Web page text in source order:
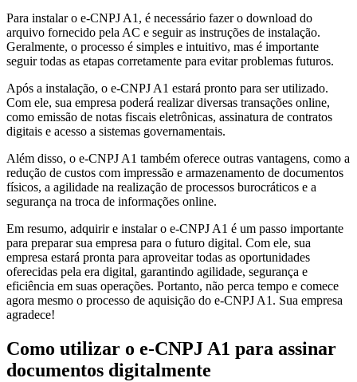
Para instalar o e-CNPJ A1, é necessário fazer o download do
arquivo fornecido pela AC e seguir as instruções de instalação.
Geralmente, o processo é simples e intuitivo, mas é importante
seguir todas as etapas corretamente para evitar problemas futuros.
Após a instalação, o e-CNPJ A1 estará pronto para ser utilizado.
Com ele, sua empresa poderá realizar diversas transações online,
como emissão de notas fiscais eletrônicas, assinatura de contratos
digitais e acesso a sistemas governamentais.
Além disso, o e-CNPJ A1 também oferece outras vantagens, como a
redução de custos com impressão e armazenamento de documentos
físicos, a agilidade na realização de processos burocráticos e a
segurança na troca de informações online.
Em resumo, adquirir e instalar o e-CNPJ A1 é um passo importante
para preparar sua empresa para o futuro digital. Com ele, sua
empresa estará pronta para aproveitar todas as oportunidades
oferecidas pela era digital, garantindo agilidade, segurança e
eficiência em suas operações. Portanto, não perca tempo e comece
agora mesmo o processo de aquisição do e-CNPJ A1. Sua empresa
agradece!
Como utilizar o e-CNPJ A1 para assinar
documentos digitalmente